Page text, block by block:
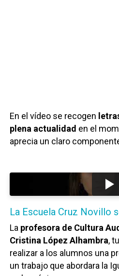
En el vídeo se recogen
plena actualidad en el
aprecia un claro
La Escuela Cruz Novillo
La profesora de Cultura
Cristina López Alhambra,
realizar a los alumnos una
un trabajo que abordara la